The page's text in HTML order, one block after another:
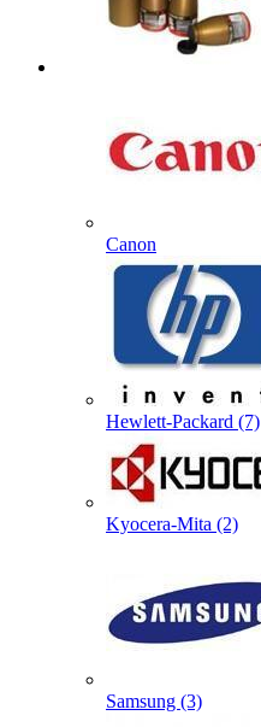
Canon
Hewlett-Packard (7)
Kyocera-Mita (2)
Samsung (3)